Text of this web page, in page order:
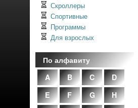
Скроллеры
Спортивные
Программы
Для взрослых
По алфавиту
A
B C
D
E
F G
H